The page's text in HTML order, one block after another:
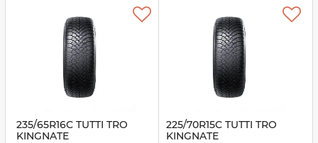
235/65R16C TUTTI TRO
KINGNATE
225/70R15C TUTTI TRO
KINGNATE